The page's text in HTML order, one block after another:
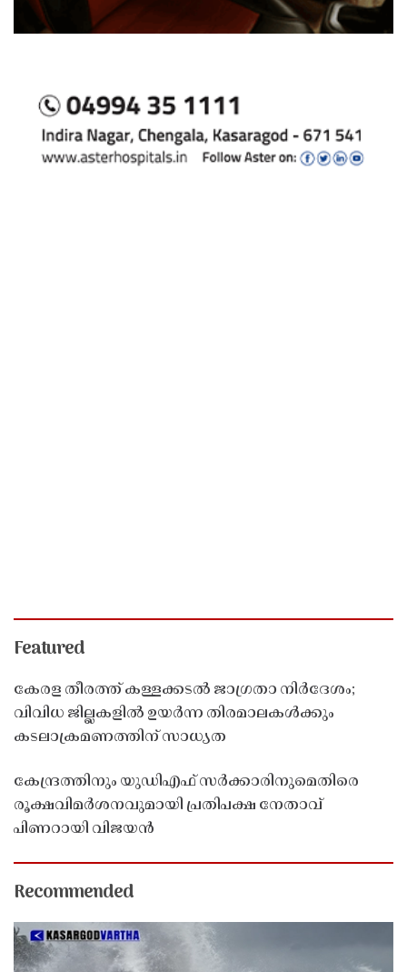
Featured
കേരള തീരത്ത് കള്ളക്കടൽ ജാഗ്രതാ നിർദേശം;
വിവിധ ജില്ലകളിൽ ഉയർന്ന തിരമാലകൾക്കും
കടലാക്രമണത്തിന് സാധ്യത
കേന്ദ്രത്തിനും യുഡിഎഫ് സർക്കാരിനുമെതിരെ
രൂക്ഷവിമർശനവുമായി പ്രതിപക്ഷ നേതാവ്
പിണറായി വിജയൻ
Recommended